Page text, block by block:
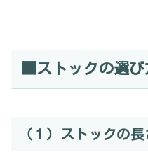
■ストックの選び
（１）ストックの